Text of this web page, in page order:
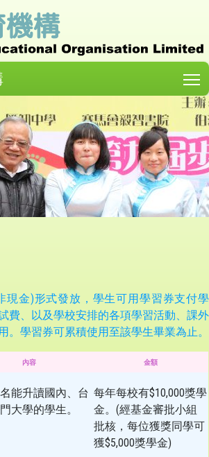
現金)形式發放，學生可用學習券支付學
費、以及學校安排的各項學習活動、課外
。學習券可累積使用至該學生畢業為止。
內容 金額
能升讀國內、台
大學的學生。
每年每校有$10,000獎學
金。(經基金審批小組
批核，每位獲獎同學可
獲$5,000獎學金)